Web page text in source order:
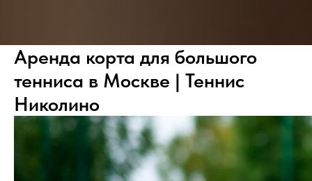
Аренда корта для большого
тенниса в Москве | Теннис
Николино